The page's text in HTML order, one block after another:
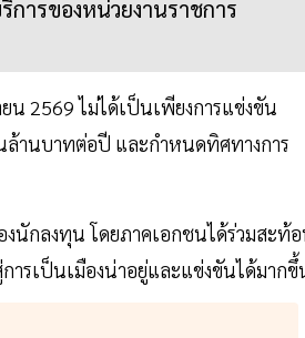
ารของหน่วยงานราชการ
2569 ไม่ได้เป็นเพียงการแข่งขัน
ล้านบาทต่อปี และกำหนดทิศทางการ
นักลงทุน โดยภาคเอกชนได้ร่วมสะท้
รเป็นเมืองน่าอยู่และแข่งขันได้มากขึ้